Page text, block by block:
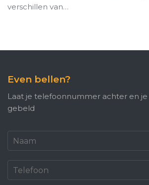
verschillen van…
Even bellen?
Laat je telefoonnummer achter en
gebeld